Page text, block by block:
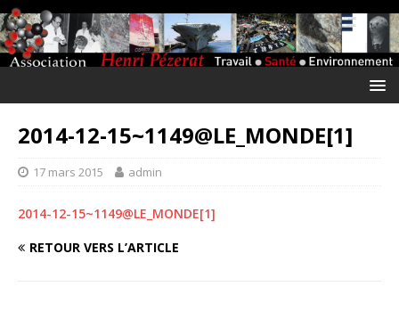
2014-12-15~1149@LE_MONDE[1]
17 mars 2015 admin
2014-12-15~1149@LE_MONDE[1]
RETOUR VERS L’ARTICLE